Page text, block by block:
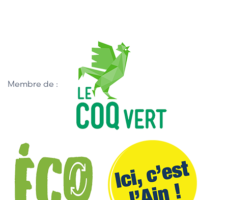
Membre de :